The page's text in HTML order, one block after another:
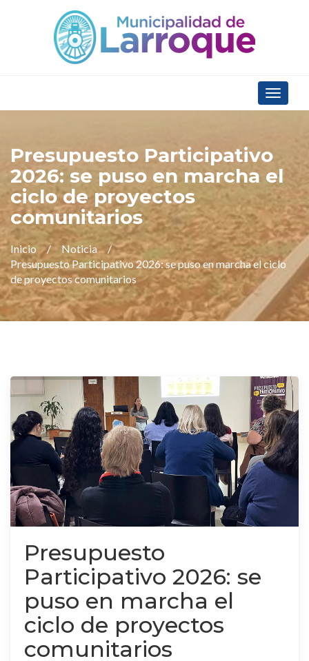
Toggle
Presupuesto Participativo
2026: se puso en marcha el
ciclo de proyectos
comunitarios
Inicio
Noticia
Presupuesto Participativo 2026: se puso en marcha el ciclo
de proyectos comunitarios
Presupuesto
Participativo 2026: se
puso en marcha el
ciclo de proyectos
comunitarios